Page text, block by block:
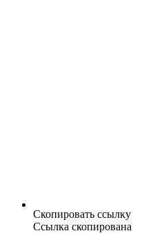
Скопировать ссылку
Ссылка скопирована